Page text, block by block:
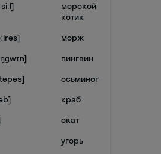
морской
котик
морж
пингвин
осьминог
краб
скат
угорь